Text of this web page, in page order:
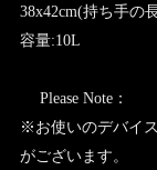
38x42cm(持ち手の
容量:10L
Please Note：
※お使いのデバイ
がございます。